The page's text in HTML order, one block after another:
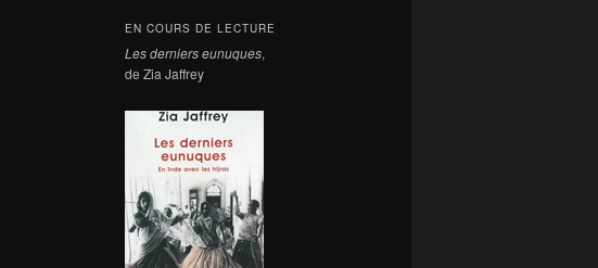
EN COURS DE LECTURE
Les derniers eunuques,
de Zia Jaffrey